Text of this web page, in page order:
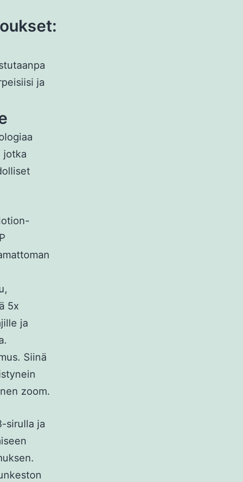
ja
jotka
5x
ja
Siinä
zoom.
sirulla ja